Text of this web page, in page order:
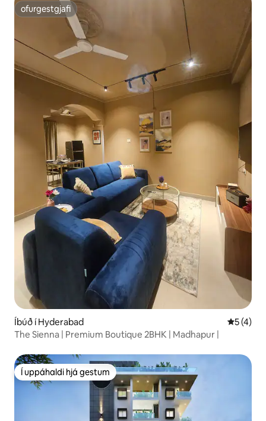
ofurgestgjafi
ofurgestgjafi
Íbúð í Hyderabad 5 af 5 í
5 (4)
The Sienna | Premium Boutique 2BHK | Madhapur |
Í uppáhaldi hjá gestum
Í uppáhaldi hjá gestum